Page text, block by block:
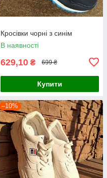
Кросівки чорні з синім
В наявності
629,10 ₴ 699 ₴
Купити
–10%